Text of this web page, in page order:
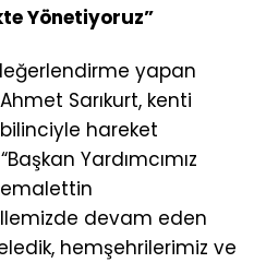
Yönetiyoruz”
yapan
Sarıkurt, kenti
hareket
Yardımcımız
devam eden
hemşehrilerimiz ve